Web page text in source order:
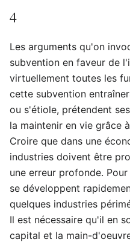
4
Les arguments qu'on
subvention en faveur de
virtuellement toutes les
cette subvention
ou s'étiole, prétendent
la maintenir en vie grâce
Croire que dans une
industries doivent être
une erreur profonde.
se développent
quelques industries
Il est nécessaire qu'il en
capital et la main-